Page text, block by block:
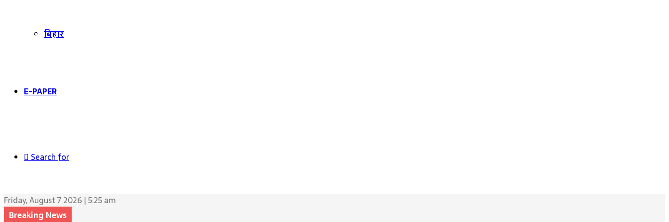
बिहार
E-PAPER
Search for
Friday, August 7 2026 | 5:25 am
Breaking News